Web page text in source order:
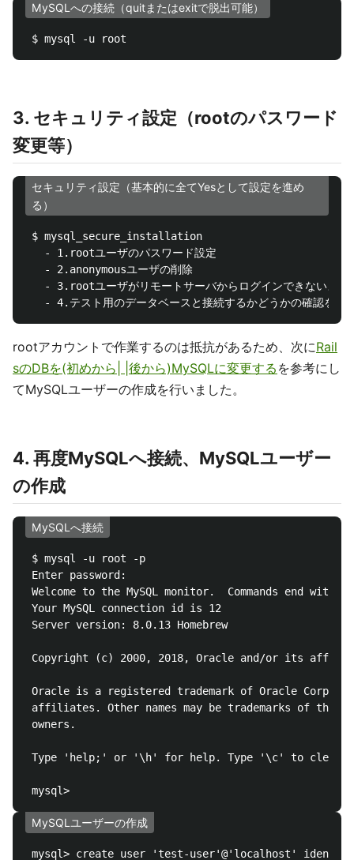
MySQLへの接続（quitまたはexitで脱出可能）
3. セキュリティ設定（rootのパスワード
変更等）
セキュリティ設定（基本的に全てYesとして設定を進め
る）
$ mysql_secure_installation
   - 1.rootユーザのパスワード設定
   - 2.anonymousユーザの削除
- 3.rootユーザがリモートサーバからログインできないよう
rootアカウントで作業するのは抵抗があるため、次にRail
sのDBを(初めから| |後から)MySQLに変更する を参考にし
てMySQLユーザーの作成を行いました。
4. 再度MySQLへ接続、MySQLユーザー
の作成
MySQLへ接続
$ mysql -u root -p
Enter password:
Welcome to the MySQL monitor.  Commands end with
Your MySQL connection id is 12
Server version: 8.0.13 Homebrew
Copyright (c) 2000, 2018, Oracle and/or its
Oracle is a registered trademark of Oracle
affiliates. Other names may be trademarks of their
owners.
Type 'help;' or '\h' for help. Type '\c' to clear
MySQLユーザーの作成
mysql> create user 'test-user'@'localhost'